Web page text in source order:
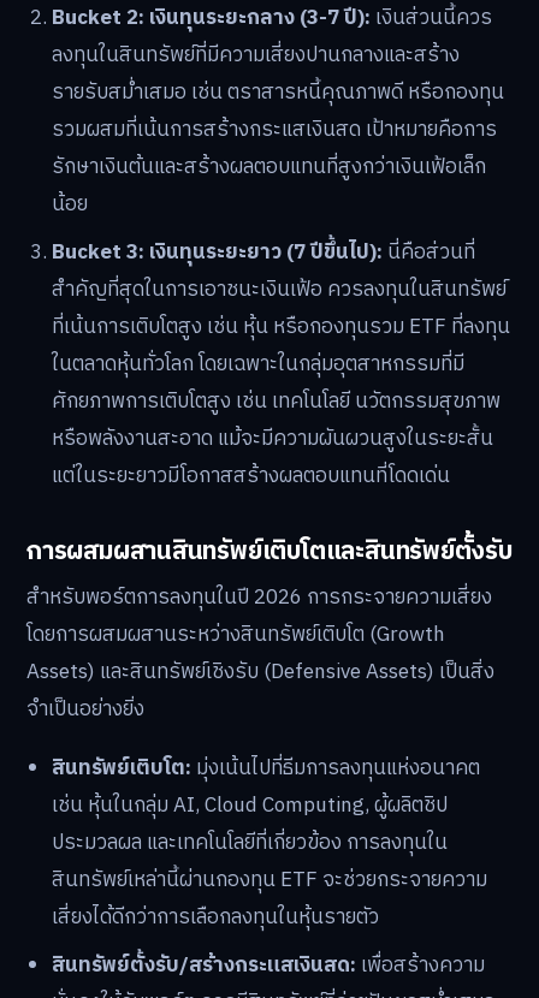
Bucket 2: เงินทุนระยะกลาง (3-7 ปี): เงินส่วนนี้ควร
ลงทุนในสินทรัพย์ที่มีความเสี่ยงปานกลางและสร้าง
รายรับสม่ำเสมอ เช่น ตราสารหนี้คุณภาพดี หรือกองทุน
รวมผสมที่เน้นการสร้างกระแสเงินสด เป้าหมายคือการ
รักษาเงินต้นและสร้างผลตอบแทนที่สูงกว่าเงินเฟ้อเล็ก
น้อย
Bucket 3: เงินทุนระยะยาว (7 ปีขึ้นไป): นี่คือส่วนที่
สำคัญที่สุดในการเอาชนะเงินเฟ้อ ควรลงทุนในสินทรัพย์
ที่เน้นการเติบโตสูง เช่น หุ้น หรือกองทุนรวม ETF ที่ลงทุน
ในตลาดหุ้นทั่วโลก โดยเฉพาะในกลุ่มอุตสาหกรรมที่มี
ศักยภาพการเติบโตสูง เช่น เทคโนโลยี นวัตกรรมสุขภาพ
หรือพลังงานสะอาด แม้จะมีความผันผวนสูงในระยะสั้น
แต่ในระยะยาวมีโอกาสสร้างผลตอบแทนที่โดดเด่น
การผสมผสานสินทรัพย์เติบโตและสินทรัพย์ตั้งรับ
สำหรับพอร์ตการลงทุนในปี 2026 การกระจายความเสี่ยง
โดยการผสมผสานระหว่างสินทรัพย์เติบโต (Growth
Assets) และสินทรัพย์เชิงรับ (Defensive Assets) เป็นสิ่ง
จำเป็นอย่างยิ่ง
สินทรัพย์เติบโต: มุ่งเน้นไปที่ธีมการลงทุนแห่งอนาคต
เช่น หุ้นในกลุ่ม AI, Cloud Computing, ผู้ผลิตชิป
ประมวลผล และเทคโนโลยีที่เกี่ยวข้อง การลงทุนใน
สินทรัพย์เหล่านี้ผ่านกองทุน ETF จะช่วยกระจายความ
เสี่ยงได้ดีกว่าการเลือกลงทุนในหุ้นรายตัว
สินทรัพย์ตั้งรับ/สร้างกระแสเงินสด: เพื่อสร้างความ